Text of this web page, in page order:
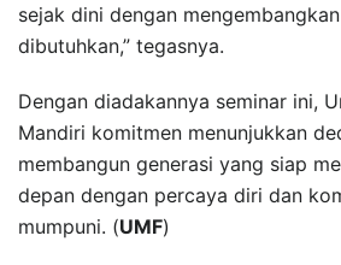
sejak dini dengan
dibutuhkan,” tegasnya.
Dengan diadakannya seminar ini,
Mandiri komitmen menunjukkan
membangun generasi yang siap
depan dengan percaya diri dan
mumpuni. (UMF)